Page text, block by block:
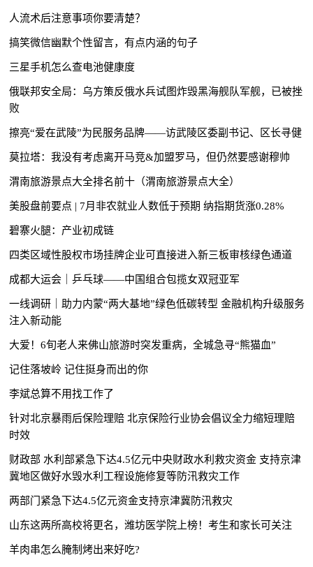
人流术后注意事项你要清楚？
搞笑微信幽默个性留言，有点内涵的句子
三星手机怎么查电池健康度
俄联邦安全局：乌方策反俄水兵试图炸毁黑海舰队军舰，已被挫
败
擦亮“爱在武陵”为民服务品牌——访武陵区委副书记、区长寻健
莫拉塔：我没有考虑离开马竞&加盟罗马，但仍然要感谢穆帅
渭南旅游景点大全排名前十（渭南旅游景点大全）
美股盘前要点 | 7月非农就业人数低于预期 纳指期货涨0.28%
碧寨火腿：产业初成链
四类区域性股权市场挂牌企业可直接进入新三板审核绿色通道
成都大运会｜乒乓球——中国组合包揽女双冠亚军
一线调研｜助力内蒙“两大基地”绿色低碳转型 金融机构升级服务
注入新动能
大爱！6旬老人来佛山旅游时突发重病，全城急寻“熊猫血”
记住落坡岭 记住挺身而出的你
李斌总算不用找工作了
针对北京暴雨后保险理赔 北京保险行业协会倡议全力缩短理赔
时效
财政部 水利部紧急下达4.5亿元中央财政水利救灾资金 支持京津
冀地区做好水毁水利工程设施修复等防汛救灾工作
两部门紧急下达4.5亿元资金支持京津冀防汛救灾
山东这两所高校将更名，潍坊医学院上榜！考生和家长可关注
羊肉串怎么腌制烤出来好吃?